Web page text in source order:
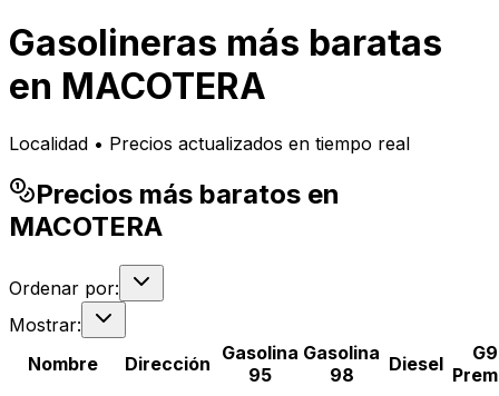
Gasolineras más baratas
en MACOTERA
Localidad • Precios actualizados en tiempo real
Precios más baratos en
MACOTERA
Ordenar por:
Mostrar:
Nombre
Dirección Gasolina
95
Gasolina
98
Diesel